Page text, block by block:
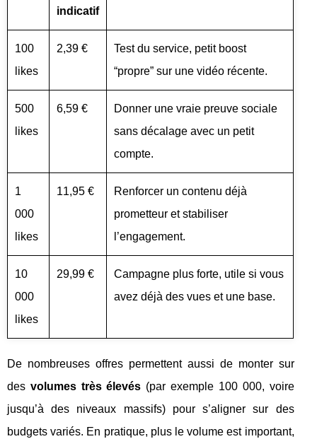
indicatif
100
likes
2,39 €
Test du service, petit boost
“propre” sur une vidéo récente.
500
likes
6,59 €
Donner une vraie preuve sociale
sans décalage avec un petit
compte.
1
000
likes
11,95 €
Renforcer un contenu déjà
prometteur et stabiliser
l’engagement.
10
000
likes
29,99 €
Campagne plus forte, utile si vous
avez déjà des vues et une base.
De nombreuses offres permettent aussi de monter sur
des volumes très élevés (par exemple 100 000, voire
jusqu’à des niveaux massifs) pour s’aligner sur des
budgets variés. En pratique, plus le volume est important,